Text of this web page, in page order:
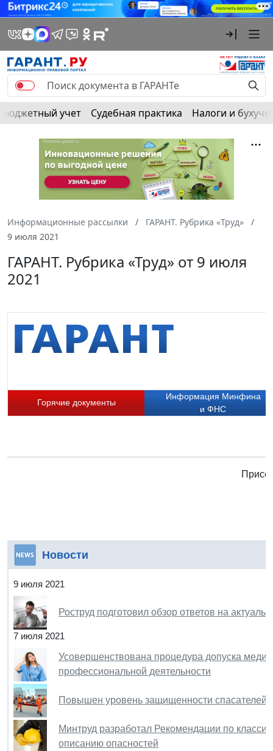
Бюджетный учет Судебная практика Налоги и
Информационные рассылки
ГАРАНТ. Рубрика «Труд»
9 июля 2021
ГАРАНТ. Рубрика «Труд» от 9 июля
2021
Горячие документы
Информация Минфина
и ФНС
Новости
9 июля 2021
Роструд подготовил обзор ответов на
7 июля 2021
Усовершенствована процедура допуска
профессиональной деятельности
Повышен уровень защищенности спасателей
Минтруд разработал Рекомендации по
описанию опасностей